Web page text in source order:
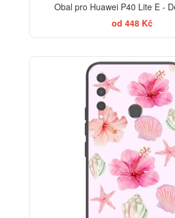
Obal pro Huawei P40 Lite E -
od 448 Kč